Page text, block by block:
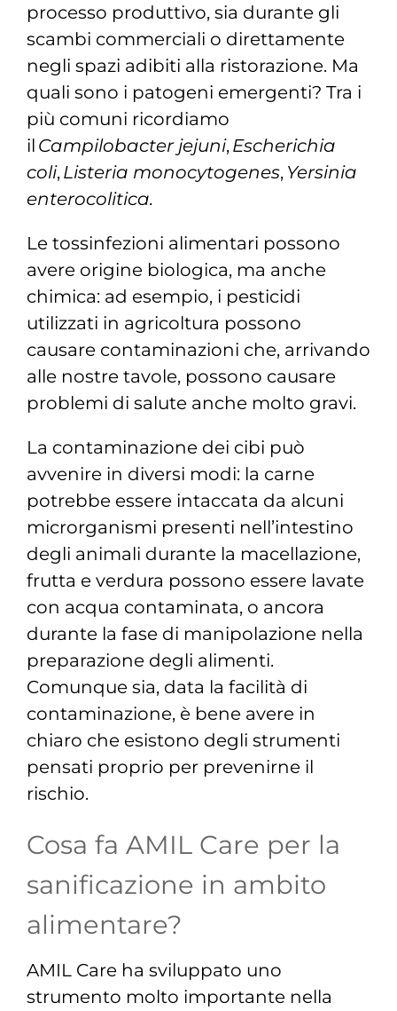
processo produttivo, sia durante gli
scambi commerciali o direttamente
negli spazi adibiti alla ristorazione. Ma
quali sono i patogeni emergenti? Tra i
più comuni ricordiamo
il Campilobacter jejuni, Escherichia
coli, Listeria monocytogenes, Yersinia
enterocolitica.
Le tossinfezioni alimentari possono
avere origine biologica, ma anche
chimica: ad esempio, i pesticidi
utilizzati in agricoltura possono
causare contaminazioni che, arrivando
alle nostre tavole, possono causare
problemi di salute anche molto gravi.
La contaminazione dei cibi può
avvenire in diversi modi: la carne
potrebbe essere intaccata da alcuni
microrganismi presenti nell’intestino
degli animali durante la macellazione,
frutta e verdura possono essere lavate
con acqua contaminata, o ancora
durante la fase di manipolazione nella
preparazione degli alimenti.
Comunque sia, data la facilità di
contaminazione, è bene avere in
chiaro che esistono degli strumenti
pensati proprio per prevenirne il
rischio.
Cosa fa AMIL Care per la
sanificazione in ambito
alimentare?
AMIL Care ha sviluppato uno
strumento molto importante nella